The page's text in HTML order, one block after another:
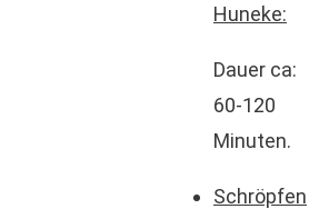
Huneke:
Dauer ca:
60-120
Minuten.
Schröpfen